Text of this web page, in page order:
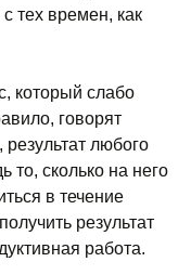
тех времен, как
который слабо
говорят
любого
то, сколько на него
в течение
результат
работа.